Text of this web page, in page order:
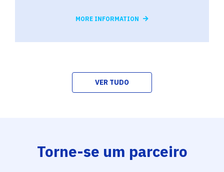
MORE INFORMATION
VER TUDO
Torne-se um parceiro